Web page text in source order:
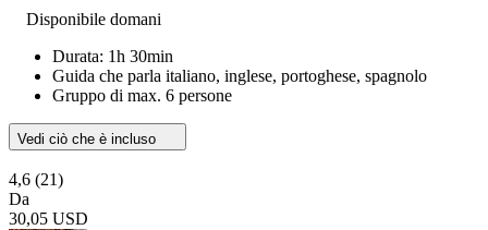
Disponibile domani
Durata: 1h 30min
Guida che parla italiano, inglese, portoghese, spagnolo
Gruppo di max. 6 persone
Vedi ciò che è incluso
4,6 (21)
Da
30,05 USD